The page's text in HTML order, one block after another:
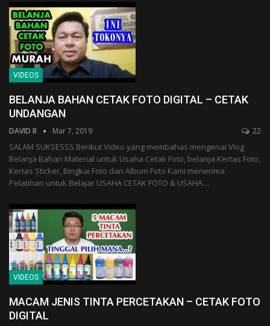
VIDEOS
BELANJA BAHAN CETAK FOTO DIGITAL – CETAK
UNDANGAN
DAVID B Mar 7, 2019 22
SALAM SUKSESSS Berikut Video yang membahas mengenai Vlog
Belanja Bahan Material untuk Usaha Cetak Foto, belanja Kertas Foto,
Kertas Sticker, Bingkai Foto dan Album Foto Kami menerima
Pelatihan untuk Belajar USAHA CETAK FOTO & USAHA…
VIDEOS
MACAM JENIS TINTA PERCETAKAN – CETAK FOTO
DIGITAL